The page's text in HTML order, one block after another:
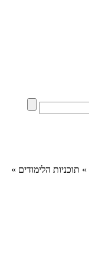
» תוכניות הלימודים »